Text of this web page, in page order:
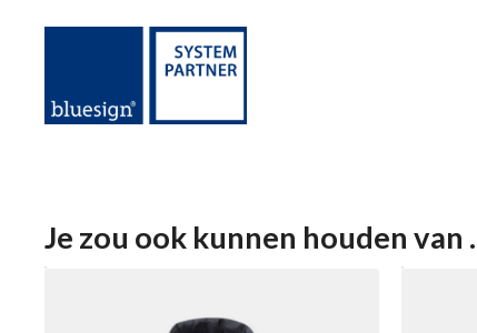
Je zou ook kunnen houden van